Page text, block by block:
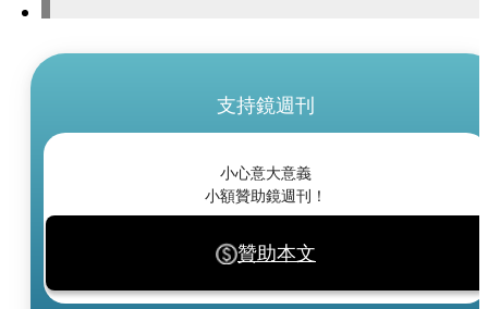
支持鏡週刊
小心意大意義
小額贊助鏡週刊！
贊助本文